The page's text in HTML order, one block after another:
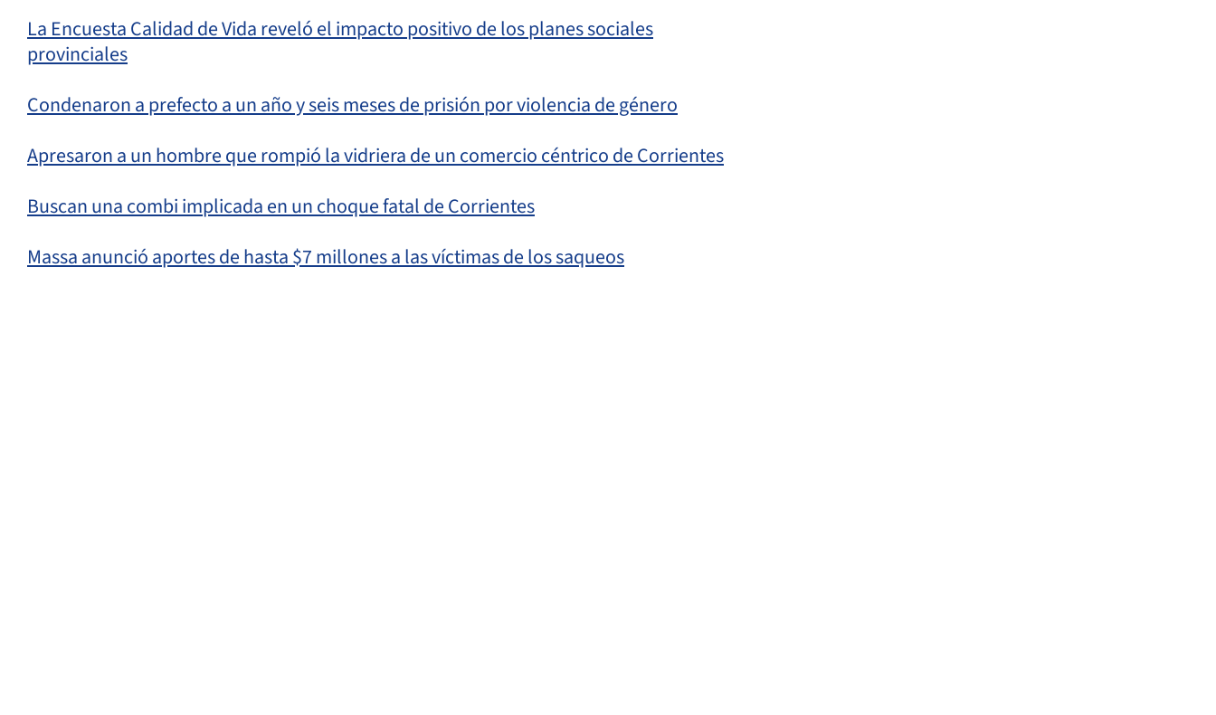
La Encuesta Calidad de Vida reveló el impacto positivo de los planes sociales
provinciales
Condenaron a prefecto a un año y seis meses de prisión por violencia de género
Apresaron a un hombre que rompió la vidriera de un comercio céntrico de Corrientes
Buscan una combi implicada en un choque fatal de Corrientes
Massa anunció aportes de hasta $7 millones a las víctimas de los saqueos